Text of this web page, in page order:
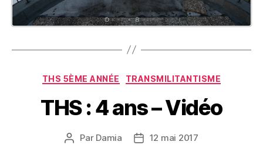
Catégories
THS 5ÈME ANNÉE TRANSMILITANTISME
THS : 4 ans – Vidéo
Auteur
Par Damia
Date12 mai 2017